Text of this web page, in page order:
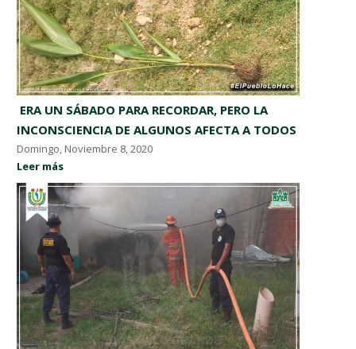
​ ERA UN SÁBADO PARA RECORDAR, PERO LA
INCONSCIENCIA DE ALGUNOS AFECTA A TODOS ​
Domingo, Noviembre 8, 2020
Leer más